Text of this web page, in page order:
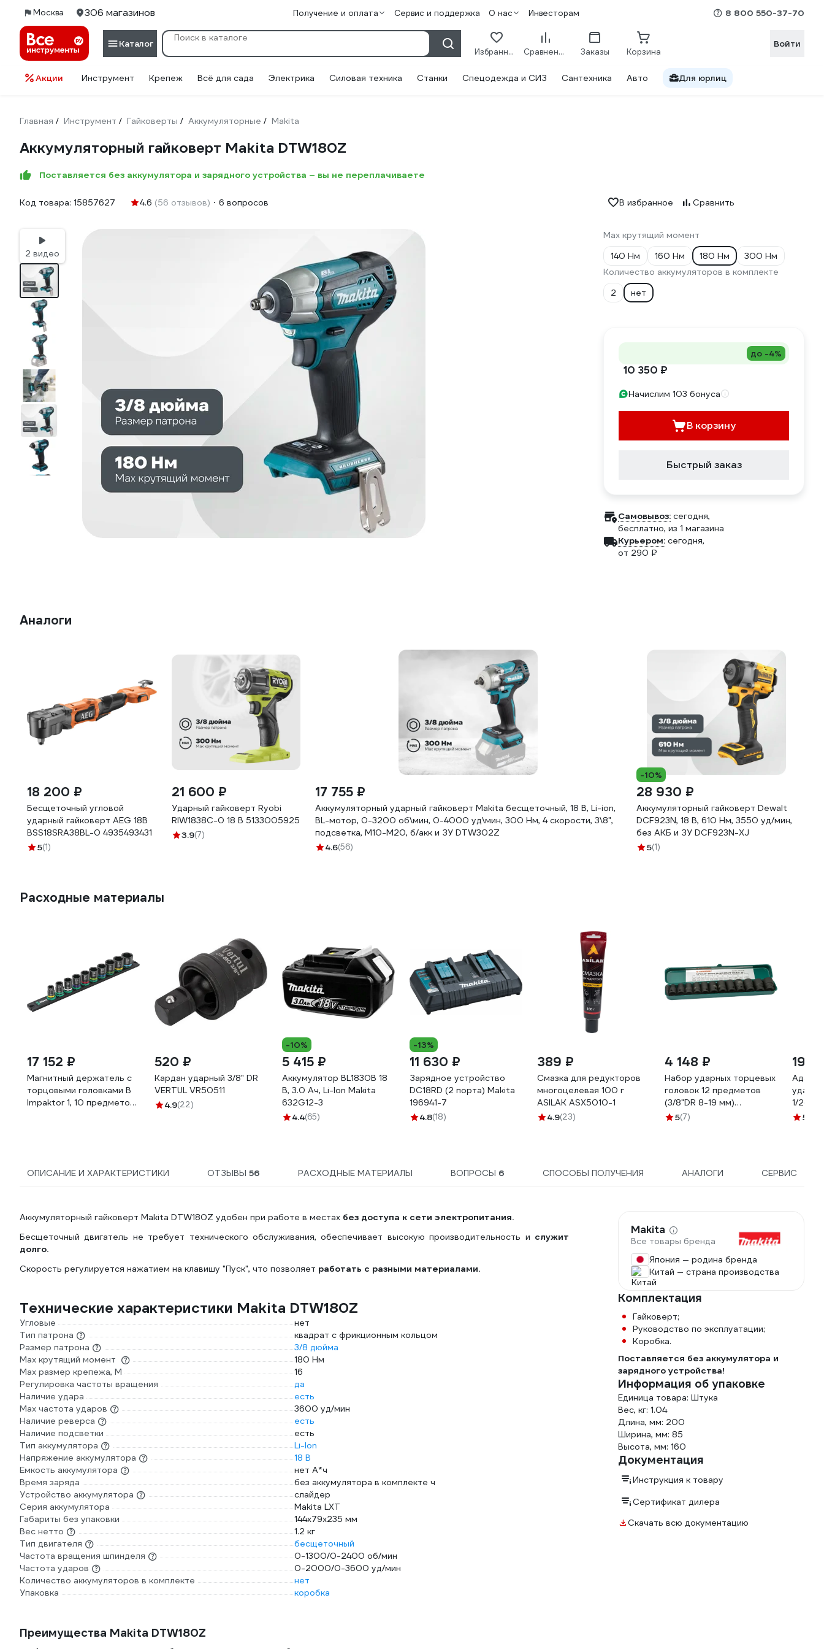
Москва 306 магазинов Получение и оплата Сервис и поддержка О нас Инвесторам 8 800 550-37-70
Каталог
Избранное Сравнение Заказы Корзина
Войти
Акции Инструмент Крепеж Всё для сада Электрика Силовая техника Станки Спецодежда и СИЗ Сантехника Авто Для юрлиц
Главная / Инструмент / Гайковерты / Аккумуляторные / Makita
Аккумуляторный гайковерт Makita DTW180Z
Поставляется без аккумулятора и зарядного устройства – вы не переплачиваете
Код товара: 15857627 4.6 (56 отзывов) 6 вопросов В избранное Сравнить
2 видео
Max крутящий момент
140 Нм
160 Нм 180 Нм
300 Нм
Количество аккумуляторов в комплекте
2
нет
до -4%
10 350 ₽
Начислим 103 бонуса
В корзину
Быстрый заказ
Самовывоз: сегодня,
бесплатно, из 1 магазина
Курьером: сегодня,
от 290 ₽
Аналоги
18 200 ₽
Бесщеточный угловой
ударный гайковерт AEG 18В
BSS18SRA38BL-0 4935493431
5(1)
21 600 ₽
Ударный гайковерт Ryobi
RIW1838C-0 18 В 5133005925
3.9(7)
17 755 ₽
Аккумуляторный ударный гайковерт Makita бесщеточный, 18 В, Li-ion,
BL-мотор, 0-3200 об\мин, 0-4000 уд\мин, 300 Нм, 4 скорости, 3\8",
подсветка, М10-М20, б/акк и ЗУ DTW302Z
4.6(56)
-10%
28 930 ₽
Аккумуляторный гайковерт Dewalt
DCF923N, 18 В, 610 Нм, 3550 уд/мин,
без АКБ и ЗУ DCF923N-XJ
5(1)
Расходные материалы
17 152 ₽
Магнитный держатель c
торцовыми головками B
Impaktor 1, 10 предметов
520 ₽
Кардан ударный 3/8" DR
VERTUL VR50511
4.9(22)
-10%
5 415 ₽
Аккумулятор BL1830B 18
В, 3.0 Ач, Li-Ion Makita
632G12-3
4.4(65)
-13%
11 630 ₽
Зарядное устройство
DC18RD (2 порта) Makita
196941-7
4.8(18)
389 ₽
Смазка для редукторов
многоцелевая 100 г
ASILAK ASX5010-1
4.9(23)
4 148 ₽
Набор ударных торцевых
головок 12 предметов
(3/8"DR 8-19 мм)
Jonnesway S03A3112S
5(7)
190
1/2(M)
5
ОПИСАНИЕ И ХАРАКТЕРИСТИКИ ОТЗЫВЫ 56 РАСХОДНЫЕ МАТЕРИАЛЫ ВОПРОСЫ 6 СПОСОБЫ ПОЛУЧЕНИЯ АНАЛОГИ СЕРВИС
Аккумуляторный гайковерт Makita DTW180Z удобен при работе в местах без доступа к сети электропитания.
Бесщеточный двигатель не требует технического обслуживания, обеспечивает высокую производительность и служит
долго.
Скорость регулируется нажатием на клавишу "Пуск", что позволяет работать с разными материалами.
Технические характеристики Makita DTW180Z
Угловые
нет
Тип патрона
квадрат с фрикционным кольцом
Размер патрона
3/8 дюйма
Max крутящий момент
180 Нм
Max размер крепежа, М
16
Регулировка частоты вращения
да
Наличие удара
есть
Мах частота ударов
3600 уд/мин
Наличие реверса
есть
Наличие подсветки
есть
Тип аккумулятора
Li-Ion
Напряжение аккумулятора
18 В
Емкость аккумулятора
нет А*ч
Время заряда
без аккумулятора в комплекте ч
Устройство аккумулятора
слайдер
Серия аккумулятора
Makita LXT
Габариты без упаковки
144х79х235 мм
Вес нетто
1.2 кг
Тип двигателя
бесщеточный
Частота вращения шпинделя
0-1300/0-2400 об/мин
Частота ударов
0-2000/0-3600 уд/мин
Количество аккумуляторов в комплекте
нет
Упаковка
коробка
Преимущества Makita DTW180Z
Makita
Все товары бренда
Япония — родина бренда
Китай — страна производства
Комплектация
Гайковерт;
Руководство по эксплуатации;
Коробка.
Поставляется без аккумулятора и
зарядного устройства!
Информация об упаковке
Единица товара: Штука
Вес, кг: 1.04
Длина, мм: 200
Ширина, мм: 85
Высота, мм: 160
Документация
Инструкция к товару
Сертификат дилера
Скачать всю документацию